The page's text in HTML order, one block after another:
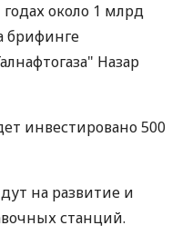
годах около 1 млрд
брифинге
Назар
инвестировано 500
на развитие и
станций.